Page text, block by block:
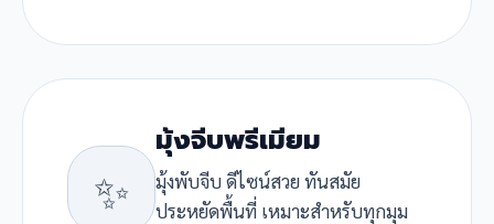
✨
มุ้งจีบพรีเมียม
มุ้งพับจีบ ดีไซน์สวย ทันสมัย
ประหยัดพื้นที่ เหมาะสำหรับทุกมุม